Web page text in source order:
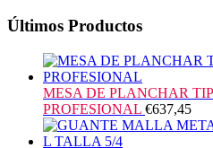
Últimos Productos
MESA DE PLANCHAR
PROFESIONAL €637,45